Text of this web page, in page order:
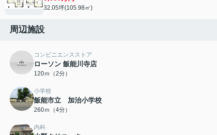
32.05坪(105.98㎡)
周辺施設
コンビニエンスストア
ローソン 飯能川寺店
120ｍ（2分）
小学校
飯能市立 加治小学校
260ｍ（4分）
内科